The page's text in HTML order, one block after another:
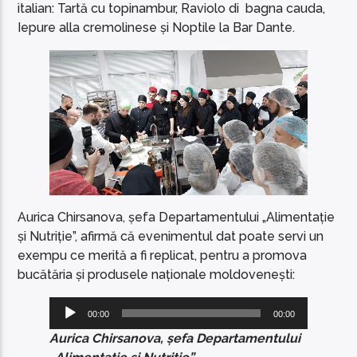
italian: Tartă cu topinambur, Raviolo di bagna cauda,
Iepure alla cremolinese și Noptile la Bar Dante.
Aurica Chirsanova, șefa Departamentului „Alimentație
și Nutriție”, afirmă că evenimentul dat poate servi un
exempu ce merită a fi replicat, pentru a promova
bucătăria și produsele naționale moldovenești:
Player
00:00 00:00
Aurica Chirsanova, șefa Departamentului